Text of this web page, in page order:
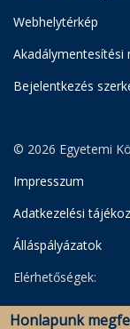
Webhelytérkép
Akadálymentesítési
Bejelentkezés
© 2026 Egyetemi
Impresszum
Adatkezelési
Álláspályázatok
Elérhetőségek:
Egyetemi
Honlapunk